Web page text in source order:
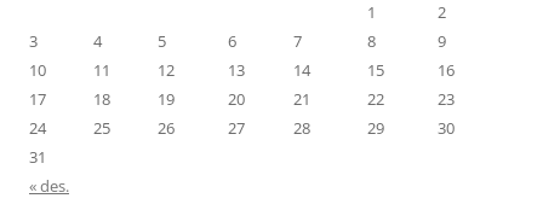
1
2
3
4 5 6 7 8
9
10
11 12 13 14 15
16
17
18 19 20 21 22
23
24
25 26 27 28 29
30
31
« des.